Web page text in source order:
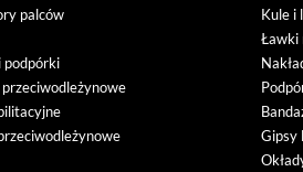
palców
podpórki
Kule i
Ławki
Gipsy